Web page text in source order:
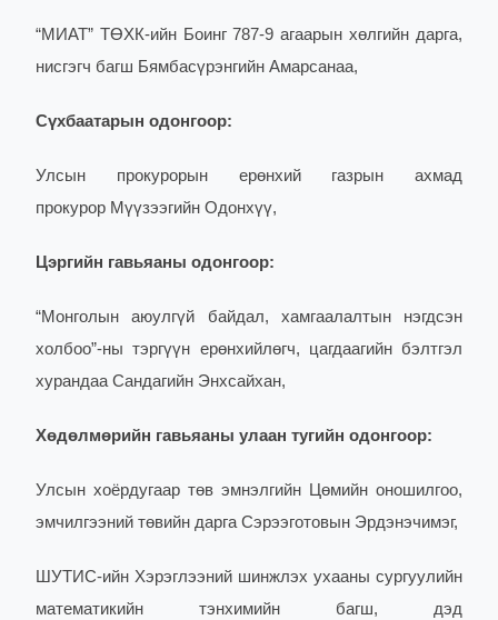
“МИАТ” ТӨХК-ийн Боинг 787-9 агаарын хөлгийн дарга,
нисгэгч багш Бямбасүрэнгийн Амарсанаа,
Сүхбаатарын одонгоор:
Улсын прокурорын ерөнхий газрын ахмад
прокурор Мүүзээгийн Одонхүү,
Цэргийн гавьяаны одонгоор:
“Монголын аюулгүй байдал, хамгаалалтын нэгдсэн
холбоо”-ны тэргүүн ерөнхийлөгч, цагдаагийн бэлтгэл
хурандаа Сандагийн Энхсайхан,
Хөдөлмөрийн гавьяаны улаан тугийн одонгоор:
Улсын хоёрдугаар төв эмнэлгийн Цөмийн оношилгоо,
эмчилгээний төвийн дарга Сэрээготовын Эрдэнэчимэг,
ШУТИС-ийн Хэрэглээний шинжлэх ухааны сургуулийн
математикийн тэнхимийн багш, дэд